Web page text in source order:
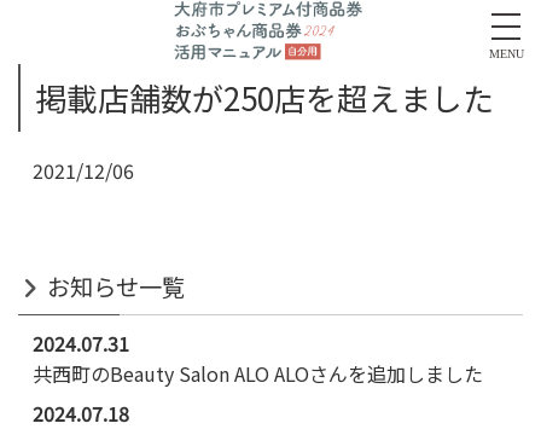
MENU
掲載店舗数が250店を超えました
2021/12/06
お知らせ一覧
2024.07.31
共西町のBeauty Salon ALO ALOさんを追加しました
2024.07.18